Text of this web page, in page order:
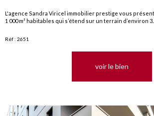
L'agence Sandra Viricel immobilier prestige vous
1 000 m² habitables qui s’étend sur un terrain d’environ 3...
Réf : 2651
voir le bien